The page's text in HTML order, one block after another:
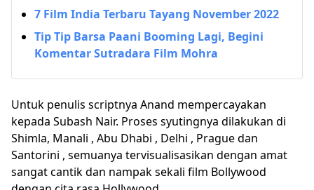
7 Film India Terbaru Tayang November 2022
Tip Tip Barsa Paani Booming Lagi, Begini
Komentar Sutradara Film Mohra
Untuk penulis scriptnya Anand mempercayakan
kepada Subash Nair. Proses syutingnya dilakukan di
Shimla, Manali , Abu Dhabi , Delhi , Prague dan
Santorini , semuanya tervisualisasikan dengan amat
sangat cantik dan nampak sekali film Bollywood